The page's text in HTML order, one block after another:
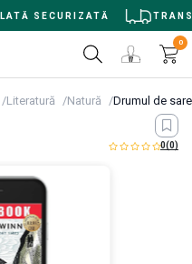
SECURIZATĂ
0
Literatură Natură Drumul de sare
0(0)